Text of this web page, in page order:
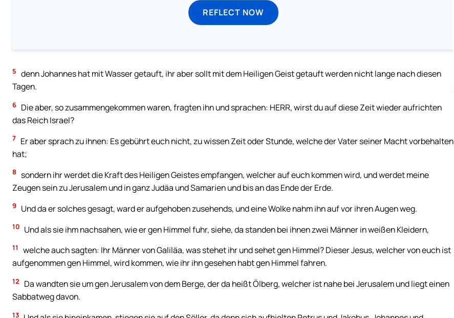
REFLECT NOW
5 denn Johannes hat mit Wasser getauft, ihr aber sollt mit dem Heiligen Geist getauft werden nicht lange nach diesen
Tagen.
6 Die aber, so zusammengekommen waren, fragten ihn und sprachen: HERR, wirst du auf diese Zeit wieder aufrichten
das Reich Israel?
7 Er aber sprach zu ihnen: Es gebührt euch nicht, zu wissen Zeit oder Stunde, welche der Vater seiner Macht vorbehalten
hat;
8
sondern ihr werdet die Kraft des Heiligen Geistes empfangen, welcher auf euch kommen wird, und werdet meine
Zeugen sein zu Jerusalem und in ganz Judäa und Samarien und bis an das Ende der Erde.
9 Und da er solches gesagt, ward er aufgehoben zusehends, und eine Wolke nahm ihn auf vor ihren Augen weg.
10 Und als sie ihm nachsahen, wie er gen Himmel fuhr, siehe, da standen bei ihnen zwei Männer in weißen Kleidern,
11
welche auch sagten: Ihr Männer von Galiläa, was stehet ihr und sehet gen Himmel? Dieser Jesus, welcher von euch ist
aufgenommen gen Himmel, wird kommen, wie ihr ihn gesehen habt gen Himmel fahren.
12
Da wandten sie um gen Jerusalem von dem Berge, der da heißt Ölberg, welcher ist nahe bei Jerusalem und liegt einen
Sabbatweg davon.
13